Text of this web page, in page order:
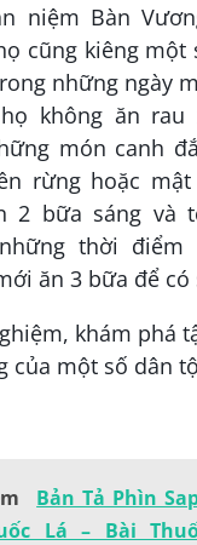
niệm Bàn
cũng kiêng một
những ngày
không ăn rau
món canh
rừng hoặc mật
2 bữa sáng và
thời điểm
ăn 3 bữa để có
Bản Tả Phìn
Lá – Bài